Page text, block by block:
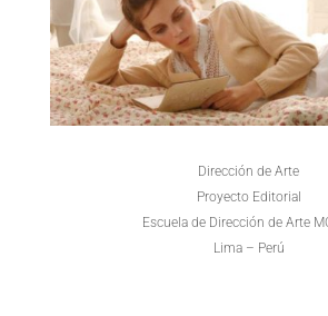
Dirección de Arte
Proyecto Editorial
Escuela de Dirección de Arte
Lima – Perú